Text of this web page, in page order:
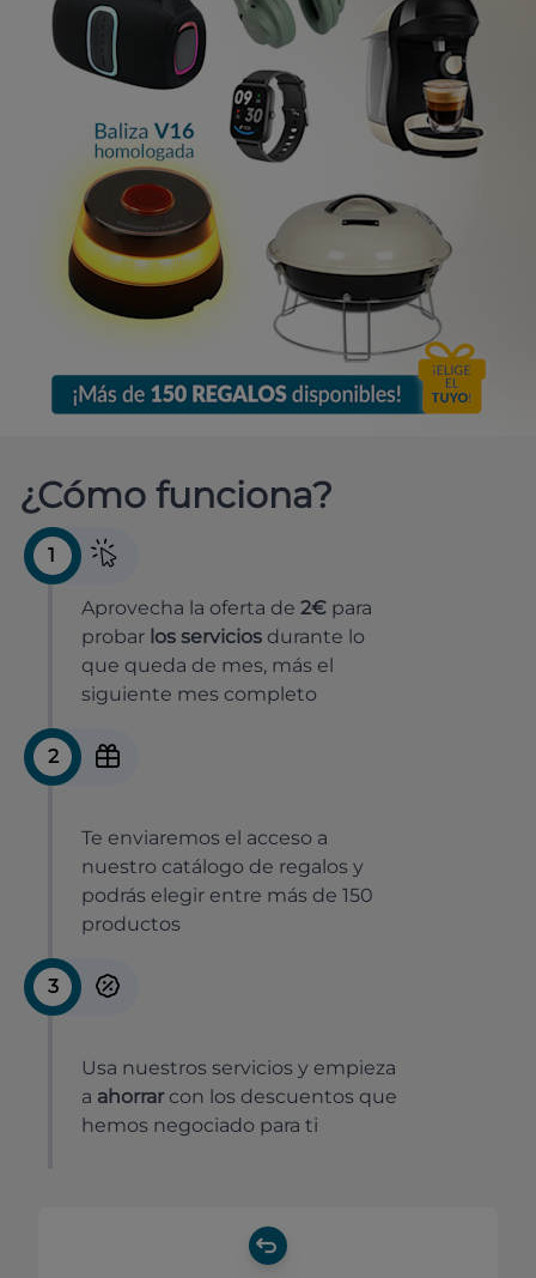
¿Cómo funciona?
1
Aprovecha la oferta de 2€ para
probar los servicios durante lo
que queda de mes, más el
siguiente mes completo
2
Te enviaremos el acceso a
nuestro catálogo de regalos y
podrás elegir entre más de 150
productos
3
Usa nuestros servicios y empieza
a ahorrar con los descuentos que
hemos negociado para ti